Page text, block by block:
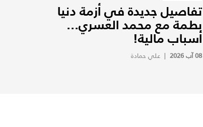
تفاصيل جديدة في أزمة دنيا
بطمة مع محمد العسري...
أسباب مالية!
08 آب 2026 | علي حمادة